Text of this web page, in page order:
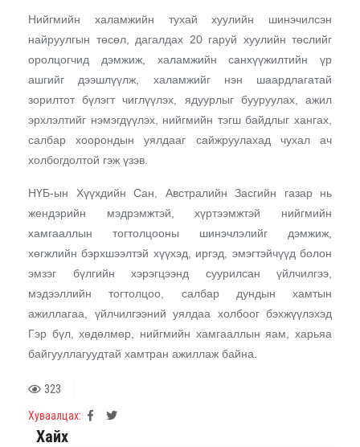
Нийгмийн халамжийн тухай хуулийн шинэчилсэн
найруулгын төсөл, дагалдах 20 гаруй хуулийн төслийг
оролцогчид дэмжиж, халамжийн санхүүжилтийн үр
ашгийг дээшлүүлж, халамжийг нэн шаардлагатай
зорилтот бүлэгт чиглүүлэх, ядуурлыг бууруулах, ажил
эрхлэлтийг нэмэгдүүлэх, нийгмийн тэгш байдлыг хангах,
салбар хоорондын уялдааг сайжруулахад чухал ач
холбогдолтой гэж үзэв.
НҮБ-ын Хүүхдийн Сан, Австралийн Засгийн газар нь
жендэрийн мэдрэмжтэй, хүртээмжтэй нийгмийн
хамгааллын тогтолцооны шинэчлэлийг дэмжиж,
хөгжлийн бэрхшээлтэй хүүхэд, иргэд, эмэгтэйчүүд болон
эмзэг бүлгийн хэрэгцээнд суурилсан үйлчилгээ,
мэдээллийн тогтолцоо, салбар дундын хамтын
ажиллагаа, үйлчилгээний уялдаа холбоог бэхжүүлэхэд
Гэр бүл, хөдөлмөр, нийгмийн хамгааллын яам, харьяа
байгууллагуудтай хамтран ажиллаж байна.
323
Хуваалцах:
Хайх